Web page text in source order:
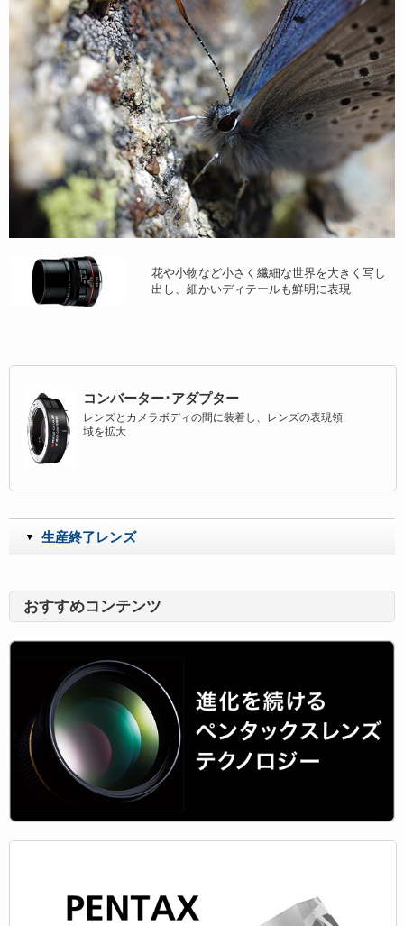
花や小物など小さく繊細な世界を大きく写し
出し、細かいディテールも鮮明に表現
コンバーター･アダプター
レンズとカメラボディの間に装着し、レンズの表現領
域を拡大
生産終了レンズ
おすすめコンテンツ